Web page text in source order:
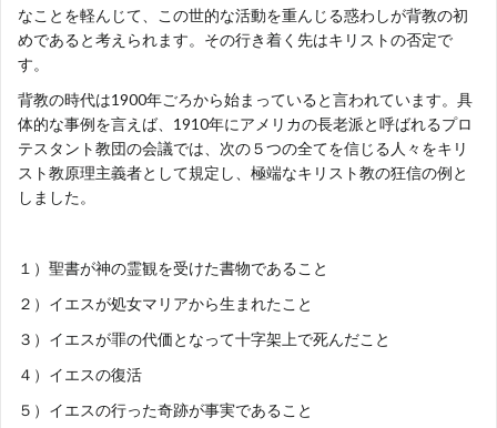
なことを軽んじて、この世的な活動を重んじる惑わしが背教の初
めであると考えられます。その行き着く先はキリストの否定で
す。
背教の時代は1900年ごろから始まっていると言われています。具
体的な事例を言えば、1910年にアメリカの長老派と呼ばれるプロ
テスタント教団の会議では、次の５つの全てを信じる人々をキリ
スト教原理主義者として規定し、極端なキリスト教の狂信の例と
しました。
１）聖書が神の霊観を受けた書物であること
２）イエスが処女マリアから生まれたこと
３）イエスが罪の代価となって十字架上で死んだこと
４）イエスの復活
５）イエスの行った奇跡が事実であること